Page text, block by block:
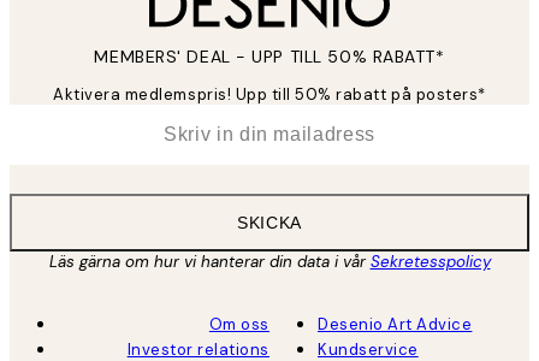
MEMBERS' DEAL - UPP TILL 50% RABATT*
Aktivera medlemspris! Upp till 50% rabatt på posters*
SKICKA
Läs gärna om hur vi hanterar din data i vårSekretesspolicy
Om oss
Investor relations
Desenio Art Advice
Kundservice